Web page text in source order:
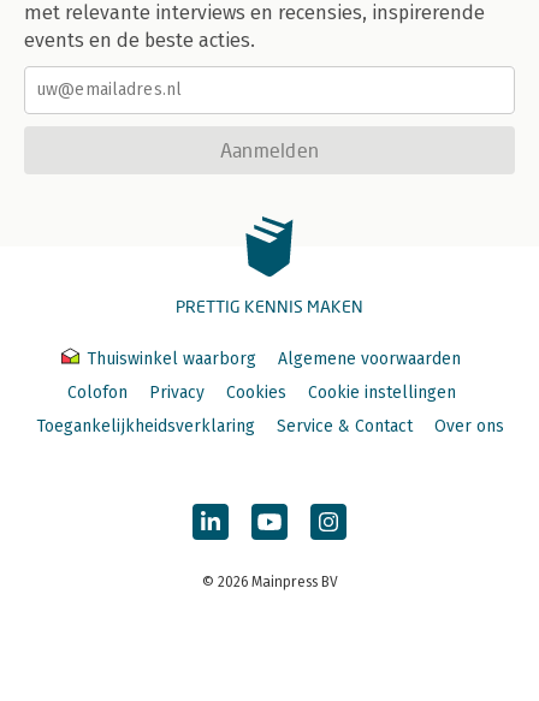
met relevante interviews en recensies, inspirerende
events en de beste acties.
Aanmelden
PRETTIG KENNIS MAKEN
Thuiswinkel waarborg
Algemene voorwaarden
Colofon
Privacy Cookies
Cookie instellingen
Toegankelijkheidsverklaring
Service & Contact Over ons
© 2026 Mainpress BV